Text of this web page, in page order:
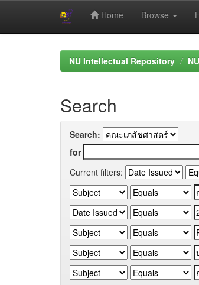
Home Browse
NU Intellectual Repository
Search
Search:
for
Current filters: